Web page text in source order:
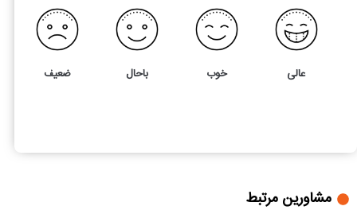
عالی خوب باحال ضعیف
مشاورین مرتبط